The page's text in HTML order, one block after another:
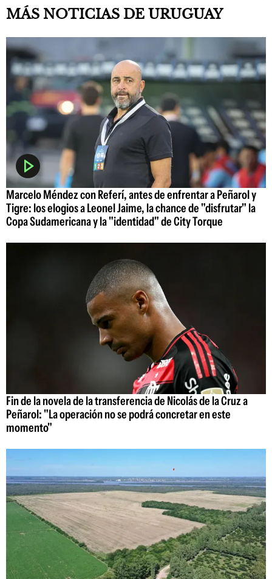
MÁS NOTICIAS DE URUGUAY
Marcelo Méndez con Referí, antes de enfrentar a Peñarol y
Tigre: los elogios a Leonel Jaime, la chance de "disfrutar" la
Copa Sudamericana y la "identidad" de City Torque
Fin de la novela de la transferencia de Nicolás de la Cruz a
Peñarol: "La operación no se podrá concretar en este
momento"